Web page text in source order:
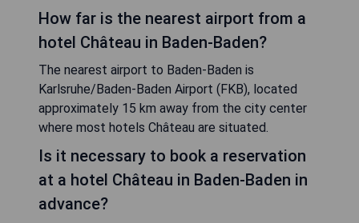
How far is the nearest airport from a
hotel Château in Baden-Baden?
The nearest airport to Baden-Baden is
Karlsruhe/Baden-Baden Airport (FKB), located
approximately 15 km away from the city center
where most hotels Château are situated.
Is it necessary to book a reservation
at a hotel Château in Baden-Baden in
advance?